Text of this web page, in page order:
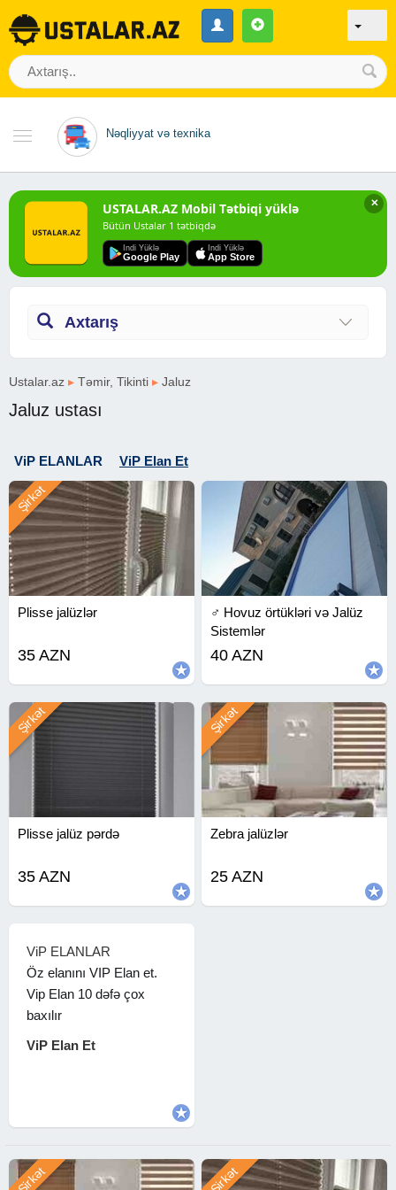
Nəqliyyat və texnika
✕
USTALAR.AZ Mobil Tətbiqi yüklə
Bütün Ustalar 1 tətbiqdə
Indi Yüklə
Google Play
Indi Yüklə
App Store
Axtarış
Ustalar.az ▸ Təmir, Tikinti ▸ Jaluz
Jaluz ustası
ViP ELANLAR ViP Elan Et
Plisse jalüzlər
Şirkət
35 AZN
‍♂️ Hovuz örtükləri və Jalüz
Sistemlər
40 AZN
Plisse jalüz pərdə
Şirkət
35 AZN
Zebra jalüzlər
Şirkət
25 AZN
ViP ELANLAR
Öz elanını VIP Elan et.
Vip Elan 10 dəfə çox
baxılır
ViP Elan Et
Şirkət Şirkət